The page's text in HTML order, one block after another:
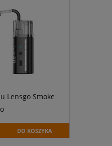
Lensgo Smoke
DO KOSZYKA